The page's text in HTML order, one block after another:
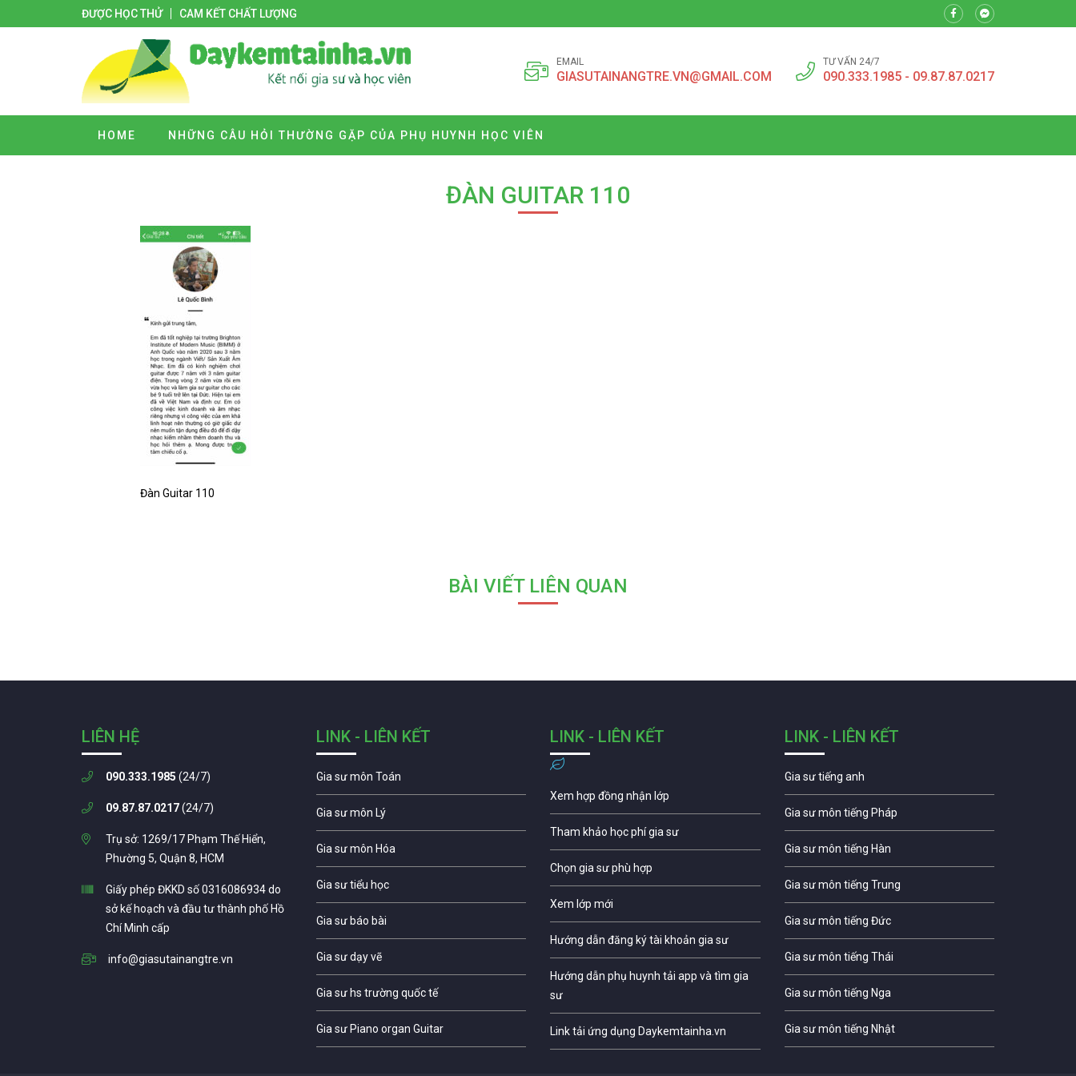
ĐƯỢC HỌC THỬ CAM KẾT CHẤT LƯỢNG
EMAIL
GIASUTAINANGTRE.VN@GMAIL.COM
TƯ VẤN 24/7
090.333.1985 - 09.87.87.0217
HOME NHỮNG CÂU HỎI THƯỜNG GẶP CỦA PHỤ HUYNH HỌC VIÊN
ĐÀN GUITAR 110
Đàn Guitar 110
BÀI VIẾT LIÊN QUAN
LIÊN HỆ
090.333.1985 (24/7)
09.87.87.0217(24/7)
Trụ sở: 1269/17 Phạm Thế Hiển,
Phường 5, Quận 8, HCM
Giấy phép ĐKKD số 0316086934 do
sở kế hoạch và đầu tư thành phố Hồ
Chí Minh cấp
info@giasutainangtre.vn
LINK - LIÊN KẾT
Gia sư môn Toán
Gia sư môn Lý
Gia sư môn Hóa
Gia sư tiểu học
Gia sư báo bài
Gia sư dạy vẽ
Gia sư hs trường quốc tế
Gia sư Piano organ Guitar
LINK - LIÊN KẾT
Xem hợp đồng nhận lớp
Tham khảo học phí gia sư
Chọn gia sư phù hợp
Xem lớp mới
Hướng dẫn đăng ký tài khoản gia sư
Hướng dẫn phụ huynh tải app và tìm gia
sư
Link tải ứng dụng Daykemtainha.vn
LINK - LIÊN KẾT
Gia sư tiếng anh
Gia sư môn tiếng Pháp
Gia sư môn tiếng Hàn
Gia sư môn tiếng Trung
Gia sư môn tiếng Đức
Gia sư môn tiếng Thái
Gia sư môn tiếng Nga
Gia sư môn tiếng Nhật